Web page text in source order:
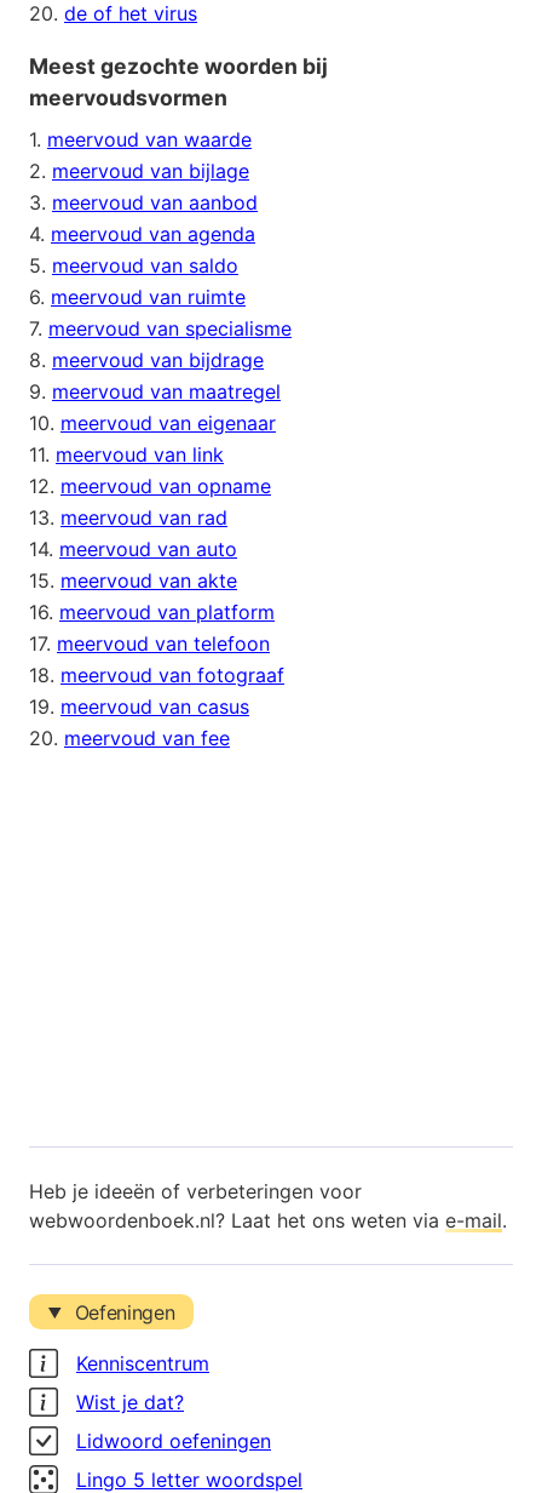
20. de of het virus
Meest gezochte woorden bij
meervoudsvormen
1. meervoud van waarde
2. meervoud van bijlage
3. meervoud van aanbod
4. meervoud van agenda
5. meervoud van saldo
6. meervoud van ruimte
7. meervoud van specialisme
8. meervoud van bijdrage
9. meervoud van maatregel
10. meervoud van eigenaar
11. meervoud van link
12. meervoud van opname
13. meervoud van rad
14. meervoud van auto
15. meervoud van akte
16. meervoud van platform
17. meervoud van telefoon
18. meervoud van fotograaf
19. meervoud van casus
20. meervoud van fee
Heb je ideeën of verbeteringen voor
webwoordenboek.nl? Laat het ons weten via e-mail.
Oefeningen
Kenniscentrum
Wist je dat?
Lidwoord oefeningen
Lingo 5 letter woordspel